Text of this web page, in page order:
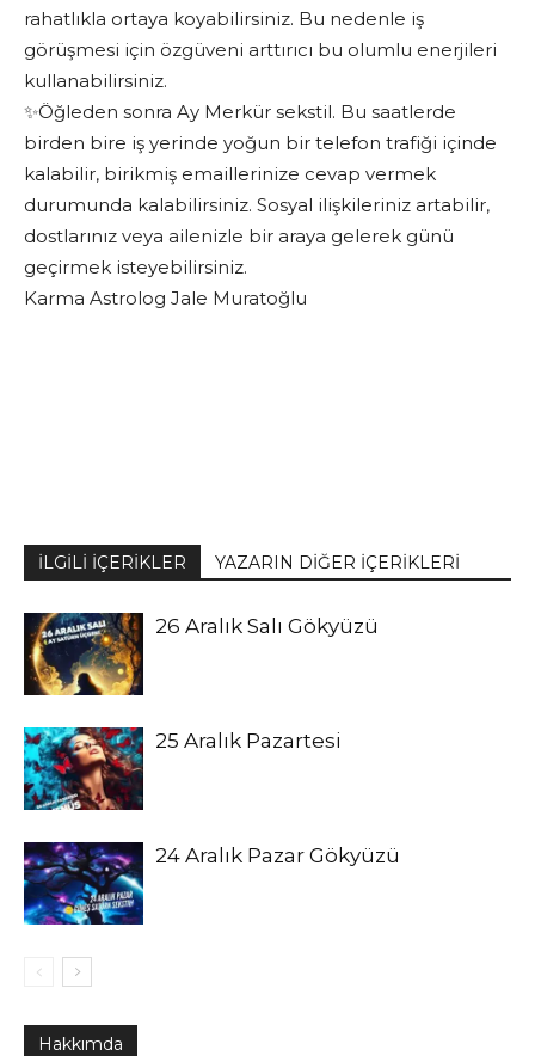
rahatlıkla ortaya koyabilirsiniz. Bu nedenle iş
görüşmesi için özgüveni arttırıcı bu olumlu enerjileri
kullanabilirsiniz.
✨Öğleden sonra Ay Merkür sekstil. Bu saatlerde
birden bire iş yerinde yoğun bir telefon trafiği içinde
kalabilir, birikmiş emaillerinize cevap vermek
durumunda kalabilirsiniz. Sosyal ilişkileriniz artabilir,
dostlarınız veya ailenizle bir araya gelerek günü
geçirmek isteyebilirsiniz.
Karma Astrolog Jale Muratoğlu
İLGİLİ İÇERİKLER YAZARIN DİĞER İÇERİKLERİ
26 Aralık Salı Gökyüzü
25 Aralık Pazartesi
24 Aralık Pazar Gökyüzü
Hakkımda